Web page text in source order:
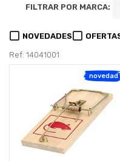
FILTRAR POR MARCA:
NOVEDADES
Ref: 14041001
novedad